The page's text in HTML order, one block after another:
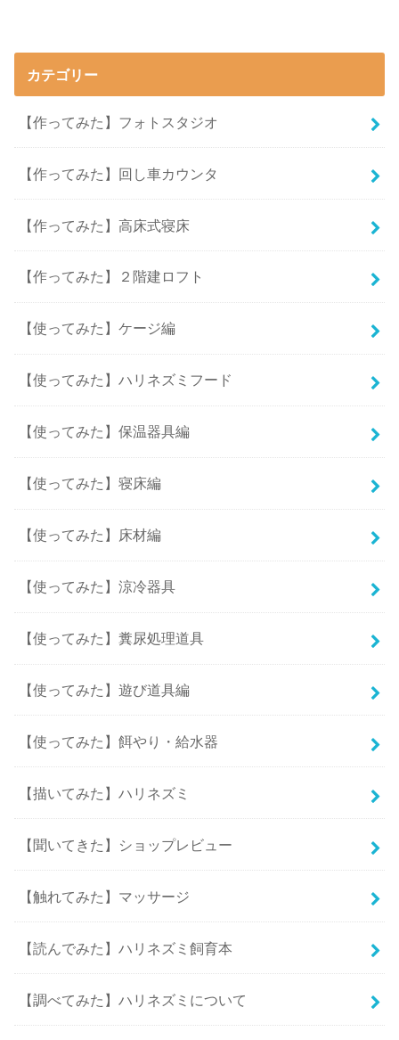
カテゴリー
【作ってみた】フォトスタジオ
【作ってみた】回し車カウンタ
【作ってみた】高床式寝床
【作ってみた】２階建ロフト
【使ってみた】ケージ編
【使ってみた】ハリネズミフード
【使ってみた】保温器具編
【使ってみた】寝床編
【使ってみた】床材編
【使ってみた】涼冷器具
【使ってみた】糞尿処理道具
【使ってみた】遊び道具編
【使ってみた】餌やり・給水器
【描いてみた】ハリネズミ
【聞いてきた】ショップレビュー
【触れてみた】マッサージ
【読んでみた】ハリネズミ飼育本
【調べてみた】ハリネズミについて